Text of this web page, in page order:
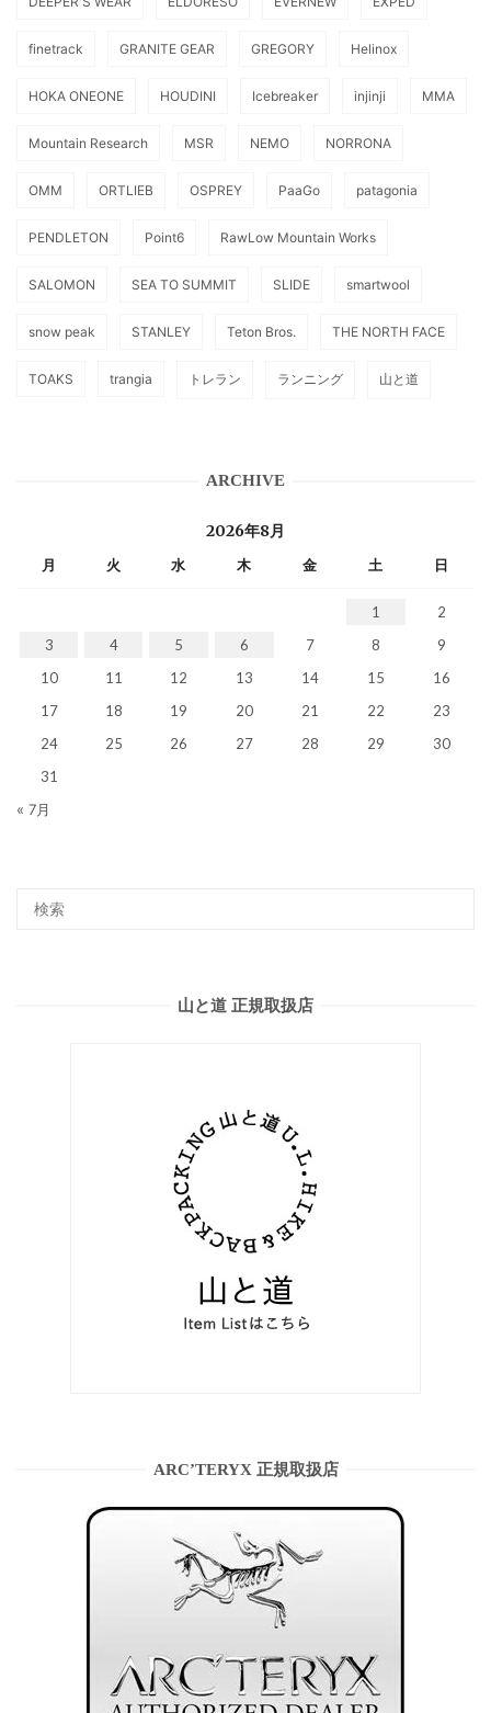
finetrack GRANITE GEAR GREGORY Helinox
HOKA ONEONE HOUDINI Icebreaker injinji MMA
Mountain Research MSR NEMO NORRONA
OMM ORTLIEB OSPREY PaaGo patagonia
PENDLETON Point6 RawLow Mountain Works
SALOMON SEA TO SUMMIT SLIDE smartwool
snow peak STANLEY Teton Bros. THE NORTH FACE
TOAKS trangia トレラン ランニング 山と道
ARCHIVE
2026年8月
月 火 水 木 金 土 日
1
2
3
4 5 6 7 8
9
10
11 12 13 14 15
16
17
18 19 20 21 22
23
24
25 26 27 28 29
30
31
« 7月
山と道 正規取扱店
ARC’TERYX 正規取扱店